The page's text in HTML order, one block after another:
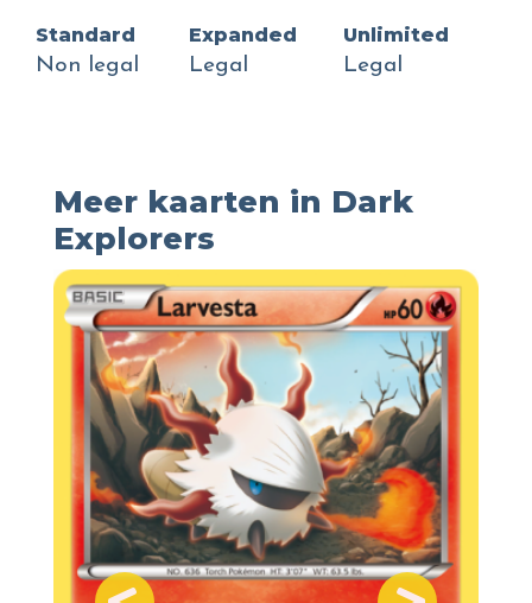
Standard
Non legal
Expanded
Legal
Unlimited
Legal
Meer kaarten in Dark
Explorers